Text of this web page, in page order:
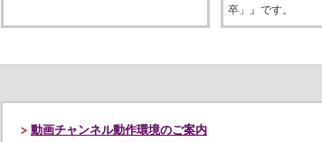
卒」』です。
動画チャンネル動作環境のご案内